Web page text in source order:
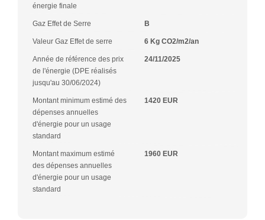
énergie finale
Gaz Effet de Serre B
Valeur Gaz Effet de serre 6 Kg CO2/m2/an
Année de référence des prix
de l'énergie (DPE réalisés
jusqu'au 30/06/2024)
24/11/2025
Montant minimum estimé des
dépenses annuelles
d'énergie pour un usage
standard
1420 EUR
Montant maximum estimé
des dépenses annuelles
d'énergie pour un usage
standard
1960 EUR